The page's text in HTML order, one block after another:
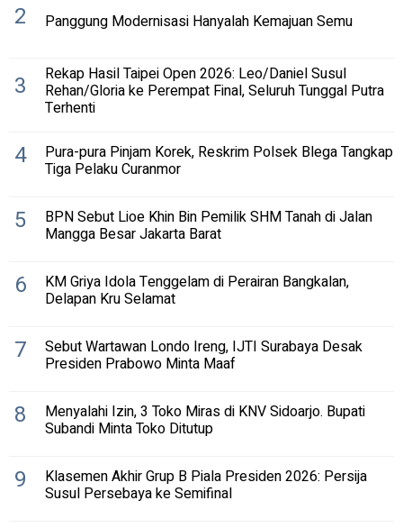
2 Panggung Modernisasi Hanyalah Kemajuan Semu
3 Rekap Hasil Taipei Open 2026: Leo/Daniel Susul
Rehan/Gloria ke Perempat Final, Seluruh Tunggal Putra
Terhenti
4 Pura-pura Pinjam Korek, Reskrim Polsek Blega Tangkap
Tiga Pelaku Curanmor
5 BPN Sebut Lioe Khin Bin Pemilik SHM Tanah di Jalan
Mangga Besar Jakarta Barat
6 KM Griya Idola Tenggelam di Perairan Bangkalan,
Delapan Kru Selamat
7 Sebut Wartawan Londo Ireng, IJTI Surabaya Desak
Presiden Prabowo Minta Maaf
8 Menyalahi Izin, 3 Toko Miras di KNV Sidoarjo. Bupati
Subandi Minta Toko Ditutup
9 Klasemen Akhir Grup B Piala Presiden 2026: Persija
Susul Persebaya ke Semifinal